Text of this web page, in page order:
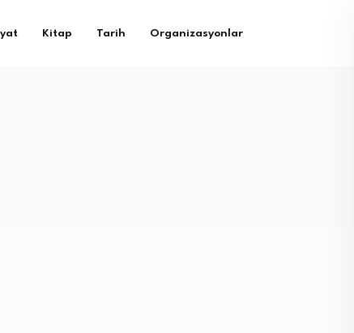
Kitap Tarih Organizasyonlar